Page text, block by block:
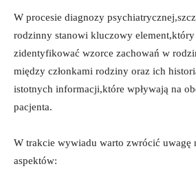
W⁤ procesie ⁣diagnozy
rodzinny ​stanowi kluczowy element,który
⁢zidentyfikować wzorce zachowań w
między członkami rodziny oraz ich
istotnych informacji,które wpływają na
pacjenta.
W trakcie wywiadu warto zwrócić uwagę
aspektów: